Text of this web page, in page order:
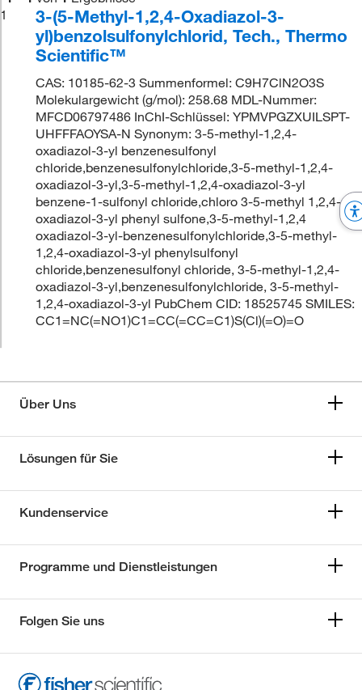
1
3-(5-Methyl-1,2,4-Oxadiazol-3-
yl)benzolsulfonylchlorid, Tech., Thermo
Scientific™
CAS: 10185-62-3 Summenformel: C9H7ClN2O3S
Molekulargewicht (g/mol): 258.68 MDL-Nummer:
MFCD06797486 InChI-Schlüssel: YPMVPGZXUILSPT-
UHFFFAOYSA-N Synonym: 3-5-methyl-1,2,4-
oxadiazol-3-yl benzenesulfonyl
chloride,benzenesulfonylchloride,3-5-methyl-1,2,4-
oxadiazol-3-yl,3-5-methyl-1,2,4-oxadiazol-3-yl
benzene-1-sulfonyl chloride,chloro 3-5-methyl 1,2,4-
oxadiazol-3-yl phenyl sulfone,3-5-methyl-1,2,4
oxadiazol-3-yl-benzenesulfonylchloride,3-5-methyl-
1,2,4-oxadiazol-3-yl phenylsulfonyl
chloride,benzenesulfonyl chloride, 3-5-methyl-1,2,4-
oxadiazol-3-yl,benzenesulfonylchloride, 3-5-methyl-
1,2,4-oxadiazol-3-yl PubChem CID: 18525745 SMILES:
CC1=NC(=NO1)C1=CC(=CC=C1)S(Cl)(=O)=O
Über Uns
Lösungen für Sie
Kundenservice
Programme und Dienstleistungen
Folgen Sie uns